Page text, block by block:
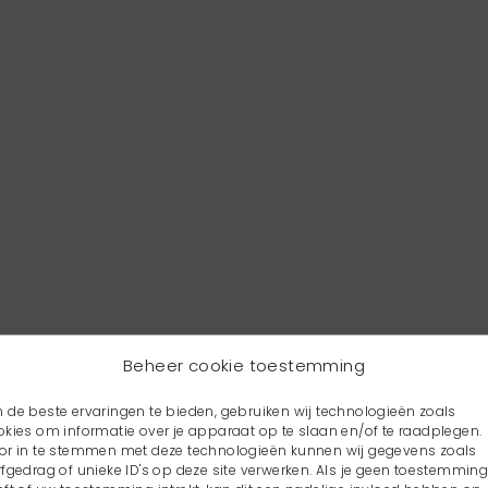
Beheer cookie toestemming
de beste ervaringen te bieden, gebruiken wij technologieën zoals
om informatie over je apparaat op te slaan en/of te raadplegen.
in te stemmen met deze technologieën kunnen wij gegevens zoals
of unieke ID's op deze site verwerken. Als je geen toestemming